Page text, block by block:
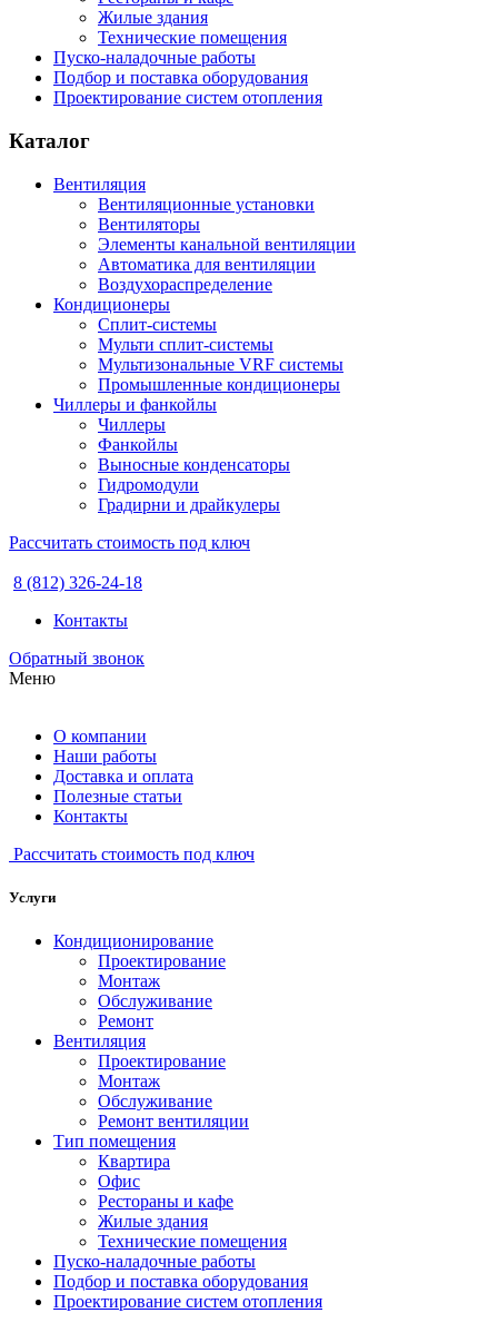
Жилые здания
Технические помещения
Пуско-наладочные работы
Подбор и поставка оборудования
Проектирование систем отопления
Каталог
Вентиляция
Вентиляционные установки
Вентиляторы
Элементы канальной вентиляции
Автоматика для вентиляции
Воздухораспределение
Кондиционеры
Сплит-системы
Мульти сплит-системы
Мультизональные VRF системы
Промышленные кондиционеры
Чиллеры и фанкойлы
Чиллеры
Фанкойлы
Выносные конденсаторы
Гидромодули
Градирни и драйкулеры
Рассчитать стоимость под ключ
8 (812) 326-24-18
Контакты
Обратный звонок
Меню
О компании
Наши работы
Доставка и оплата
Полезные статьи
Контакты
Рассчитать стоимость под ключ
Услуги
Кондиционирование
Проектирование
Монтаж
Обслуживание
Ремонт
Вентиляция
Проектирование
Монтаж
Обслуживание
Ремонт вентиляции
Тип помещения
Квартира
Офис
Рестораны и кафе
Жилые здания
Технические помещения
Пуско-наладочные работы
Подбор и поставка оборудования
Проектирование систем отопления